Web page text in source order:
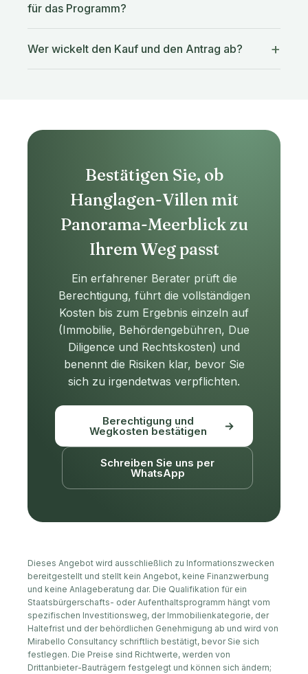
für das Programm?
Wer wickelt den Kauf und den Antrag ab?
Bestätigen Sie, ob
Hanglagen-Villen mit
Panorama-Meerblick zu
Ihrem Weg passt
Ein erfahrener Berater prüft die
Berechtigung, führt die vollständigen
Kosten bis zum Ergebnis einzeln auf
(Immobilie, Behördengebühren, Due
Diligence und Rechtskosten) und
benennt die Risiken klar, bevor Sie
sich zu irgendetwas verpflichten.
Berechtigung und
Wegkosten bestätigen
Schreiben Sie uns per
WhatsApp
Dieses Angebot wird ausschließlich zu Informationszwecken
bereitgestellt und stellt kein Angebot, keine Finanzwerbung
und keine Anlageberatung dar. Die Qualifikation für ein
Staatsbürgerschafts- oder Aufenthaltsprogramm hängt vom
spezifischen Investitionsweg, der Immobilienkategorie, der
Haltefrist und der behördlichen Genehmigung ab und wird von
Mirabello Consultancy schriftlich bestätigt, bevor Sie sich
festlegen. Die Preise sind Richtwerte, werden von
Drittanbieter-Bauträgern festgelegt und können sich ändern;